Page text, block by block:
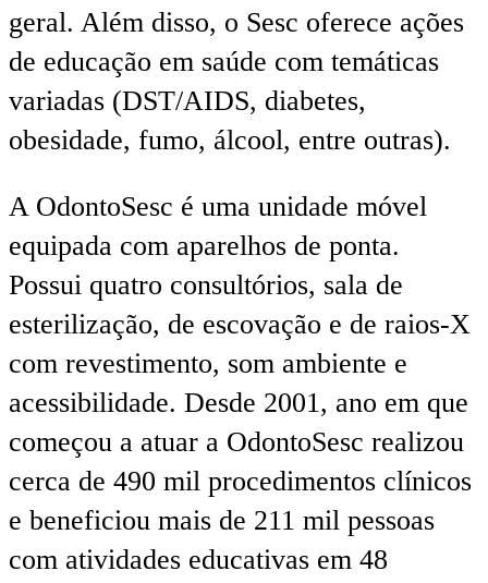
geral. Além disso, o Sesc oferece ações
de educação em saúde com temáticas
variadas (DST/AIDS, diabetes,
obesidade, fumo, álcool, entre outras).
A OdontoSesc é uma unidade móvel
equipada com aparelhos de ponta.
Possui quatro consultórios, sala de
esterilização, de escovação e de raios-X
com revestimento, som ambiente e
acessibilidade. Desde 2001, ano em que
começou a atuar a OdontoSesc realizou
cerca de 490 mil procedimentos clínicos
e beneficiou mais de 211 mil pessoas
com atividades educativas em 48